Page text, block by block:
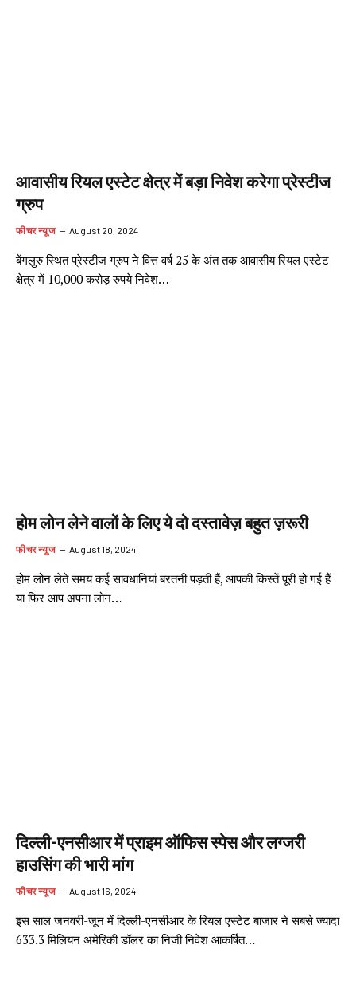
आवासीय रियल एस्टेट क्षेत्र में बड़ा निवेश करेगा प्रेस्टीज
ग्रुप
फीचर न्यूज August 20, 2024
बेंगलुरु स्थित प्रेस्टीज ग्रुप ने वित्त वर्ष 25 के अंत तक आवासीय रियल एस्टेट
क्षेत्र में 10,000 करोड़ रुपये निवेश…
होम लोन लेने वालों के लिए ये दो दस्तावेज़ बहुत ज़रूरी
फीचर न्यूज August 18, 2024
होम लोन लेते समय कई सावधानियां बरतनी पड़ती हैं, आपकी किस्तें पूरी हो गई हैं
या फिर आप अपना लोन…
दिल्ली-एनसीआर में प्राइम ऑफिस स्पेस और लग्जरी
हाउसिंग की भारी मांग
फीचर न्यूज August 16, 2024
इस साल जनवरी-जून में दिल्ली-एनसीआर के रियल एस्टेट बाजार ने सबसे ज्यादा
633.3 मिलियन अमेरिकी डॉलर का निजी निवेश आकर्षित…